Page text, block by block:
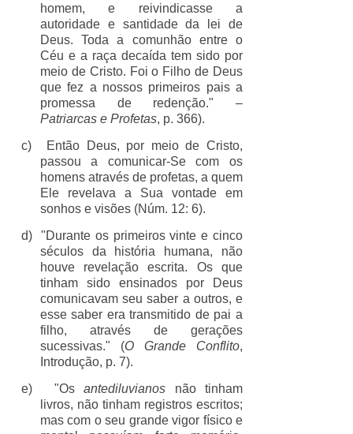
homem, e reivindicasse a
autoridade e santidade da lei de
Deus. Toda a comunhão entre o
Céu e a raça decaída tem sido por
meio de Cristo. Foi o Filho de Deus
que fez a nossos primeiros pais a
promessa de redenção." –
Patriarcas e Profetas, p. 366).
c)
Então Deus, por meio de Cristo,
passou a comunicar-Se com os
homens através de profetas, a quem
Ele revelava a Sua vontade em
sonhos e visões (Núm. 12: 6).
d)
"Durante os primeiros vinte e cinco
séculos da história humana, não
houve revelação escrita. Os que
tinham sido ensinados por Deus
comunicavam seu saber a outros, e
esse saber era transmitido de pai a
filho, através de gerações
sucessivas." (O Grande Conflito,
Introdução, p. 7).
e)
"Osantediluvianos não tinham
livros, não tinham registros escritos;
mas com o seu grande vigor físico e